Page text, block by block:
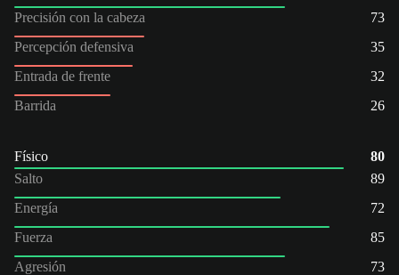
Precisión con la cabeza
73
Percepción defensiva
35
Entrada de frente
32
Barrida
26
Físico
80
Salto
89
Energía
72
Fuerza
85
Agresión
73